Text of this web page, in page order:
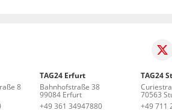
8
TAG24 Erfurt
Bahnhofstraße 38
99084 Erfurt
+49 361 34947880
TAG24
70563
+49 711